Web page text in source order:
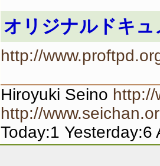
オリジナルドキュ
http://
Hiroyuki Seino
http://
Today:1 Yesterday:6